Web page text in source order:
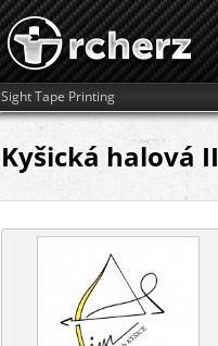
Sight Tape Printing
Kyšická halová II